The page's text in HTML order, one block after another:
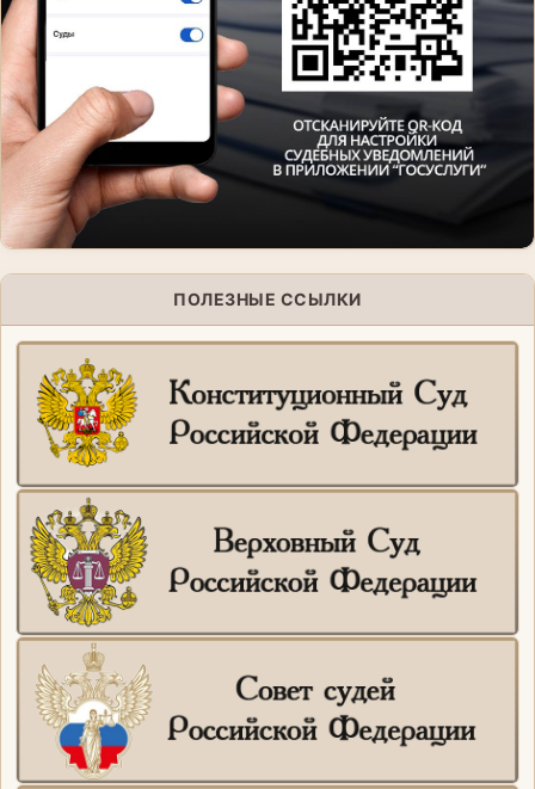
ПОЛЕЗНЫЕ ССЫЛКИ